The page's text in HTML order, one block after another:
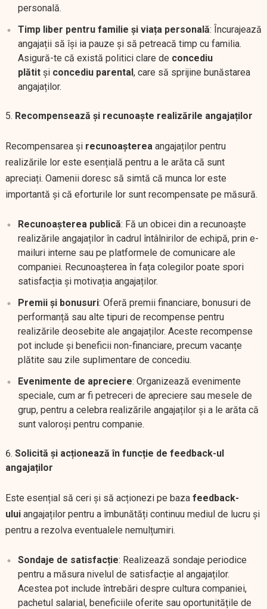
personală.
Timp liber pentru familie și viața personală: Încurajează
angajații să își ia pauze și să petreacă timp cu familia.
Asigură-te că există politici clare de concediu
plătitși concediu parental, care să sprijine bunăstarea
angajaților.
Recompensează și recunoaște realizările angajaților
Recompensarea și recunoaștereaangajaților pentru
realizările lor este esențială pentru a le arăta că sunt
apreciați. Oamenii doresc să simtă că munca lor este
importantă și că eforturile lor sunt recompensate pe măsură.
Recunoașterea publică: Fă un obicei din a recunoaște
realizările angajaților în cadrul întâlnirilor de echipă, prin e-
mailuri interne sau pe platformele de comunicare ale
companiei. Recunoașterea în fața colegilor poate spori
satisfacția și motivația angajaților.
Premii și bonusuri: Oferă premii financiare, bonusuri de
performanță sau alte tipuri de recompense pentru
realizările deosebite ale angajaților. Aceste recompense
pot include și beneficii non-financiare, precum vacanțe
plătite sau zile suplimentare de concediu.
Evenimente de apreciere: Organizează evenimente
speciale, cum ar fi petreceri de apreciere sau mesele de
grup, pentru a celebra realizările angajaților și a le arăta că
sunt valoroși pentru companie.
Solicită și acționează în funcție de feedback-ul
angajaților
Este esențial să ceri și să acționezi pe baza feedback-
uluiangajaților pentru a îmbunătăți continuu mediul de lucru și
pentru a rezolva eventualele nemulțumiri.
Sondaje de satisfacție: Realizează sondaje periodice
pentru a măsura nivelul de satisfacție al angajaților.
Acestea pot include întrebări despre cultura companiei,
pachetul salarial, beneficiile oferite sau oportunitățile de